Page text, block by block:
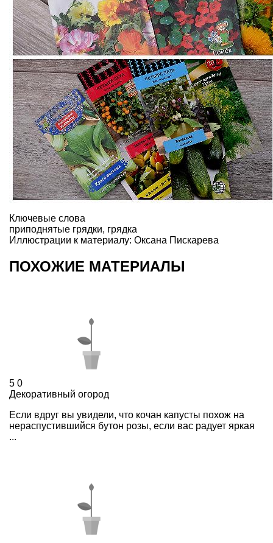
Ключевые слова
приподнятые грядки, грядка
Иллюстрации к материалу: Оксана Пискарева
ПОХОЖИЕ МАТЕРИАЛЫ
5 0
Декоративный огород
Если вдруг вы увидели, что кочан капусты похож на
нераспустившийся бутон розы, если вас радует яркая
...